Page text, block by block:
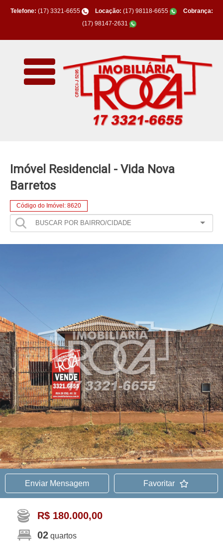
Telefone: (17) 3321-6655 Locação: (17) 98118-6655
Cobrança:
(17) 98147-2631
Imóvel Residencial - Vida Nova
Barretos
Código do Imóvel: 8620
Enviar Mensagem Favoritar
R$ 180.000,00
02 quartos